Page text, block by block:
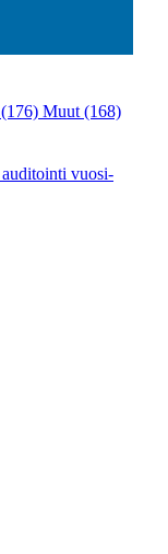
(176) Muut (168)
auditointi vuosi-